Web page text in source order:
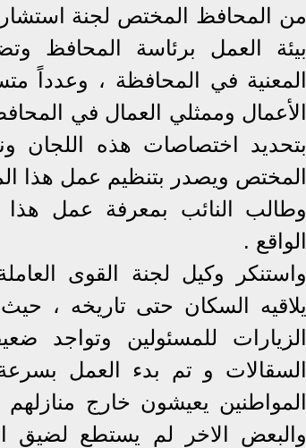
من المحافظ المختص لجنة
بيئة العمل برئاسة المحافظ
المعنية في المحافظة ، وعدداً
الأعمال وممثلي العمال في
بتحديد اختصاصات هذه اللجان
المختص ويصدر بتنظيم عمل هذا
وطالب النائب بمعرفة عمل
الواقع .
واستنكر وكيل لجنة القوى
يلاقيه السكان حتى تاريخه ،
الزيارات للمسئولين
السقالات و تم بدء العمل
المواطنين يعيشون خارج
والبعض الاخر لم يستطع لضيق